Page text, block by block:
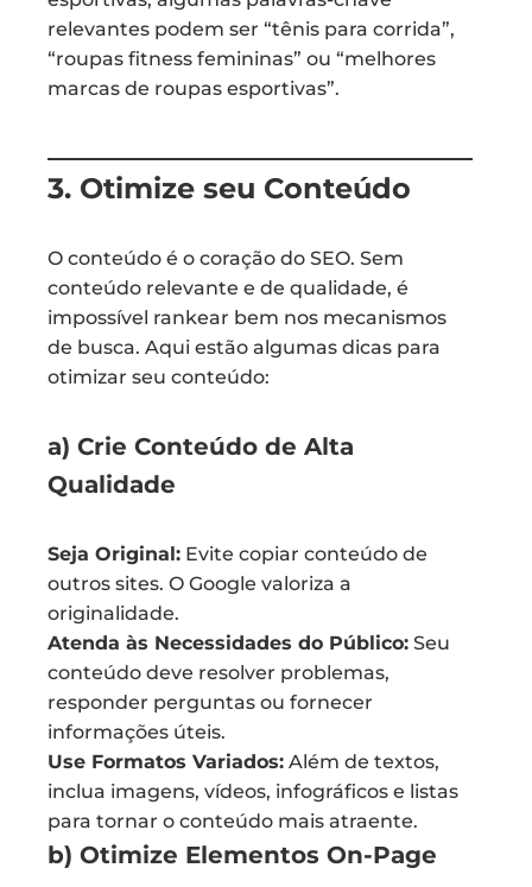
relevantes podem ser “tênis para corrida”,
“roupas fitness femininas” ou “melhores
marcas de roupas esportivas”.
3. Otimize seu Conteúdo
O conteúdo é o coração do SEO. Sem
conteúdo relevante e de qualidade, é
impossível rankear bem nos mecanismos
de busca. Aqui estão algumas dicas para
otimizar seu conteúdo:
a) Crie Conteúdo de Alta
Qualidade
Seja Original: Evite copiar conteúdo de
outros sites. O Google valoriza a
originalidade.
Atenda às Necessidades do Público: Seu
conteúdo deve resolver problemas,
responder perguntas ou fornecer
informações úteis.
Use Formatos Variados: Além de textos,
inclua imagens, vídeos, infográficos e listas
para tornar o conteúdo mais atraente.
b) Otimize Elementos On-Page